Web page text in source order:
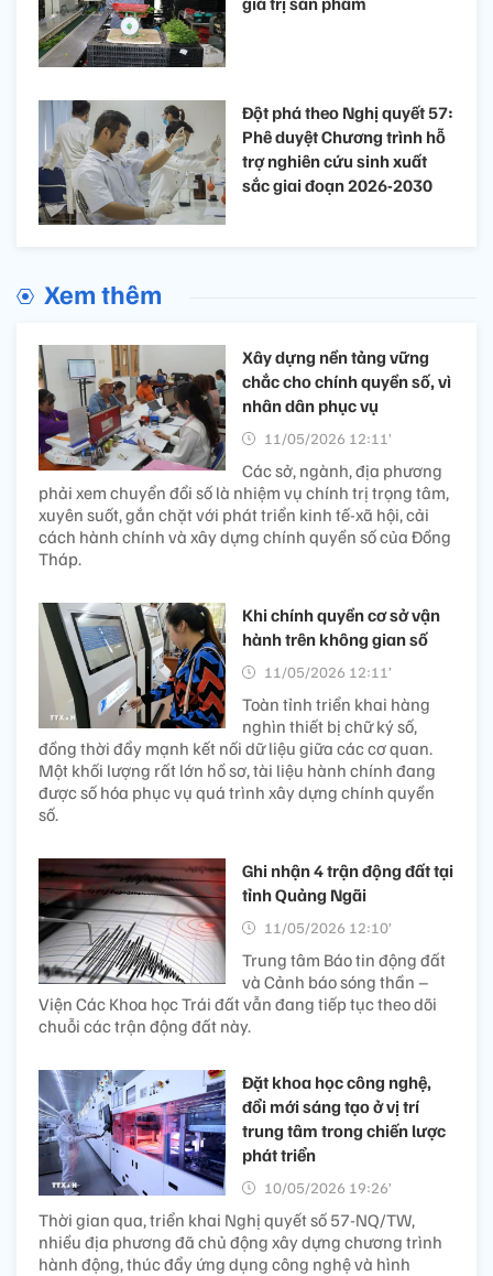
Đột phá theo Nghị quyết 57:
Phê duyệt Chương trình hỗ
trợ nghiên cứu sinh xuất
sắc giai đoạn 2026-2030
Xem thêm
Xây dựng nền tảng vững
chắc cho chính quyền số, vì
nhân dân phục vụ
11/05/2026 12:11’
Các sở, ngành, địa phương
phải xem chuyển đổi số là nhiệm vụ chính trị trọng tâm,
xuyên suốt, gắn chặt với phát triển kinh tế-xã hội, cải
cách hành chính và xây dựng chính quyền số của Đồng
Tháp.
Khi chính quyền cơ sở vận
hành trên không gian số
11/05/2026 12:11’
Toàn tỉnh triển khai hàng
nghìn thiết bị chữ ký số,
đồng thời đẩy mạnh kết nối dữ liệu giữa các cơ quan.
Một khối lượng rất lớn hồ sơ, tài liệu hành chính đang
được số hóa phục vụ quá trình xây dựng chính quyền
số.
Ghi nhận 4 trận động đất tại
tỉnh Quảng Ngãi
11/05/2026 12:10’
Trung tâm Báo tin động đất
và Cảnh báo sóng thần –
Viện Các Khoa học Trái đất vẫn đang tiếp tục theo dõi
chuỗi các trận động đất này.
Đặt khoa học công nghệ,
đổi mới sáng tạo ở vị trí
trung tâm trong chiến lược
phát triển
10/05/2026 19:26’
Thời gian qua, triển khai Nghị quyết số 57-NQ/TW,
nhiều địa phương đã chủ động xây dựng chương trình
hành động, thúc đẩy ứng dụng công nghệ và hình